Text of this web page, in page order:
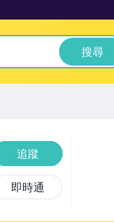
搜尋
追蹤
即時通